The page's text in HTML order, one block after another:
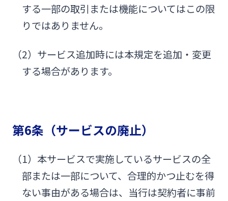
する一部の取引または機能についてはこの限
りではありません。
（2）サービス追加時には本規定を追加・変更
する場合があります。
第6条（サービスの廃止）
（1）本サービスで実施しているサービスの全
部または一部について、合理的かつ止むを得
ない事由がある場合は、当行は契約者に事前